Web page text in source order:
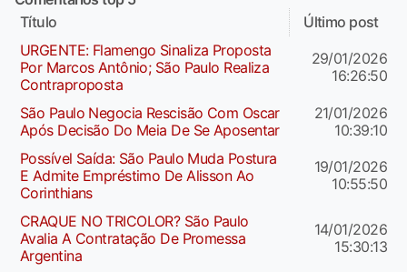
Título
Último post
URGENTE: Flamengo Sinaliza Proposta
Por Marcos Antônio; São Paulo Realiza
Contraproposta
29/01/2026
16:26:50
São Paulo Negocia Rescisão Com Oscar
Após Decisão Do Meia De Se Aposentar
21/01/2026
10:39:10
Possível Saída: São Paulo Muda Postura
E Admite Empréstimo De Alisson Ao
Corinthians
19/01/2026
10:55:50
CRAQUE NO TRICOLOR? São Paulo
Avalia A Contratação De Promessa
Argentina
14/01/2026
15:30:13